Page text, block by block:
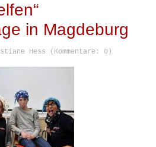
in Magdeburg
Hess (Kommentare: 0)